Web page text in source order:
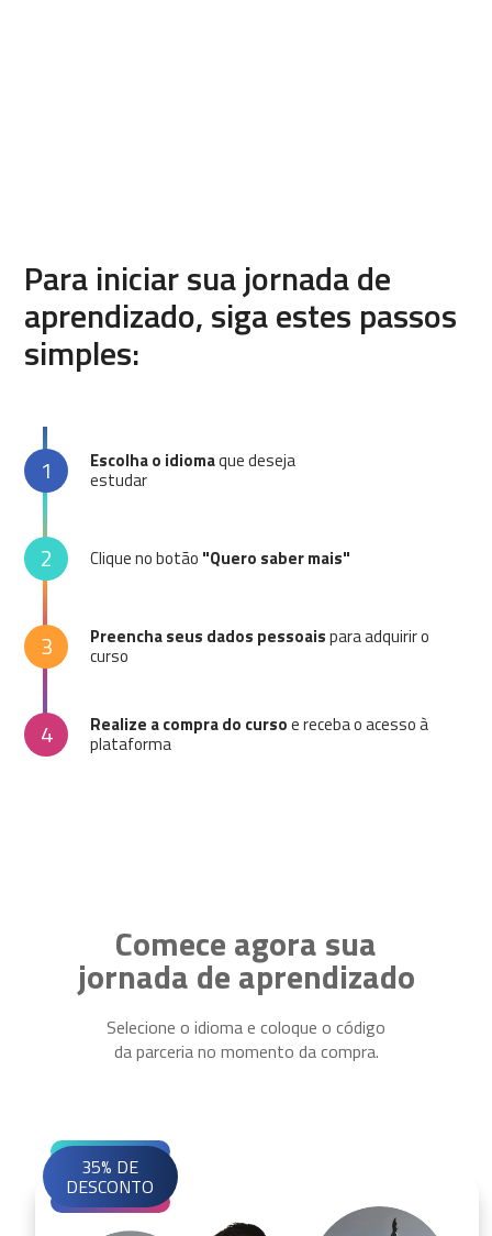
Para iniciar sua jornada de
aprendizado, siga estes passos
simples:
1 Escolha o idiomaque deseja
estudar
2 Clique no botão "Quero saber mais"
3 Preencha seus dados pessoaispara adquirir o
curso
4 Realize a compra do cursoe receba o acesso à
plataforma
Comece agora sua
jornada de aprendizado
Selecione o idioma e coloque o código
da parceria no momento da compra.
35% DE
DESCONTO